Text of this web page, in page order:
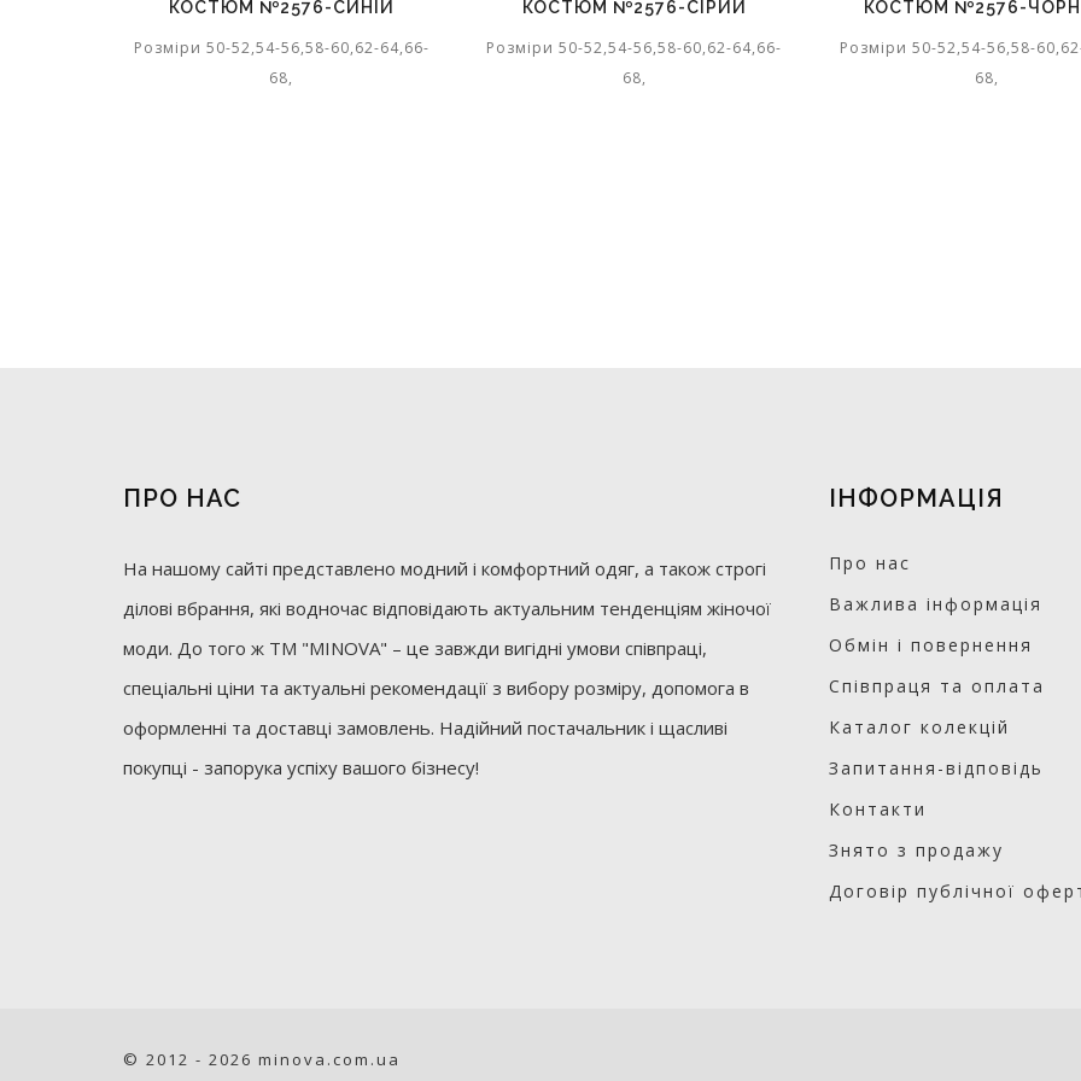
КОСТЮМ №2576-СИНІЙ
Розміри 50-52,54-56,58-60,62-64,66-
68,
КОСТЮМ №2576-СІРИЙ
Розміри 50-52,54-56,58-60,62-64,66-
68,
КОСТЮМ №2576-
Розміри 50-52,54-56,58-
68,
ПРО НАС
На нашому сайті представлено модний і комфортний одяг, а також строгі
ділові вбрання, які водночас відповідають актуальним тенденціям жіночої
моди. До того ж ТМ "MINOVA" – це завжди вигідні умови співпраці,
спеціальні ціни та актуальні рекомендації з вибору розміру, допомога в
оформленні та доставці замовлень. Надійний постачальник і щасливі
покупці - запорука успіху вашого бізнесу!
ІНФОРМАЦІЯ
Про нас
Важлива інформація
Обмін і повернення
Співпраця та оплата
Каталог колекцій
Запитання-відповідь
Контакти
Знято з продажу
Договір публічної
© 2012 - 2026 minova.com.ua